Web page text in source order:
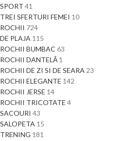
SPORT 41
TREI SFERTURI FEMEI 10
ROCHII 724
DE PLAJA 115
ROCHII BUMBAC 63
ROCHII DANTELĂ 1
ROCHII DE ZI SI DE SEARA 23
ROCHII ELEGANTE 142
ROCHII JERSE 14
ROCHII TRICOTATE 4
SACOURI 43
SALOPETA 15
TRENING 181